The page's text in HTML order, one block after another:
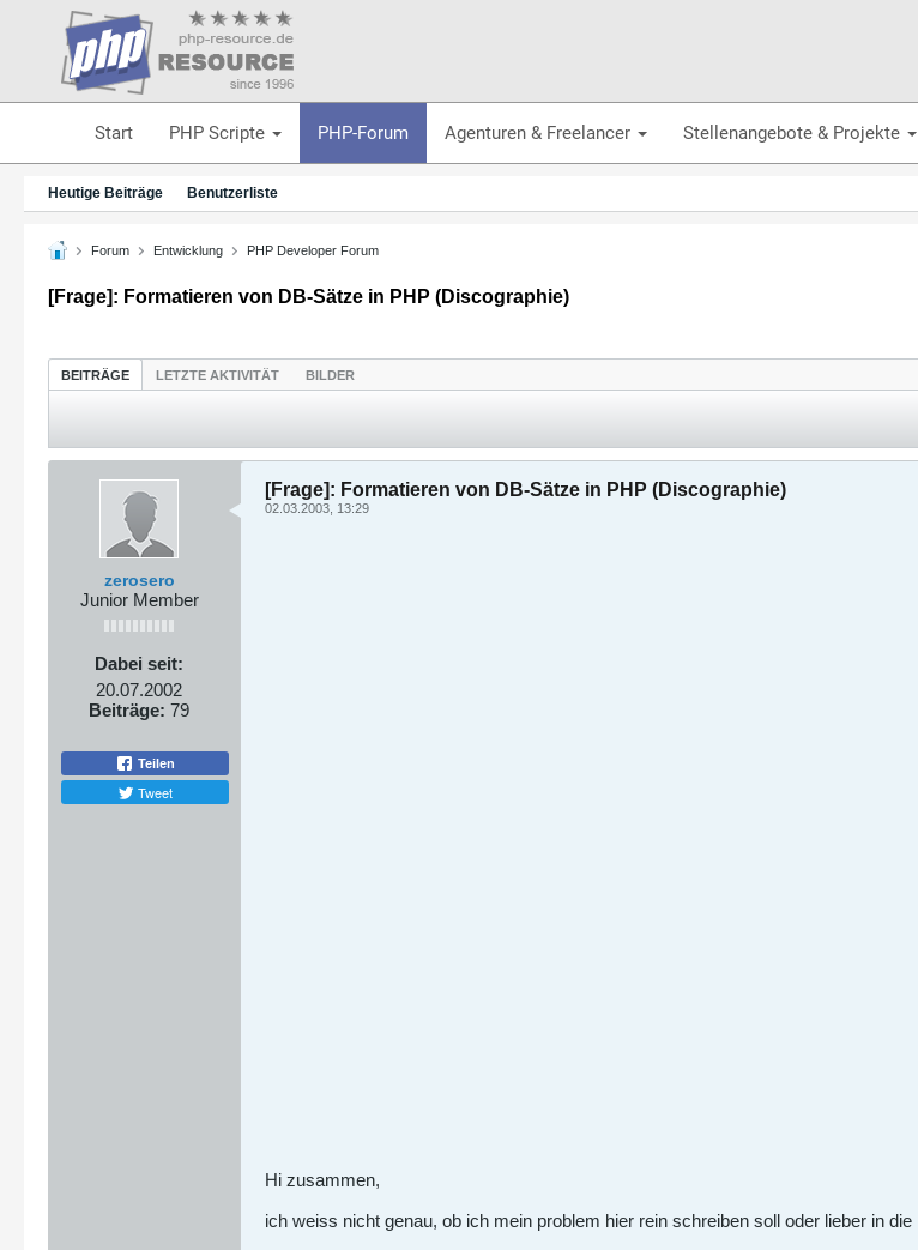
Start PHP Scripte PHP-Forum Agenturen & Freelancer Stellenangebote & Projekte
Heutige Beiträge Benutzerliste
Forum Entwicklung PHP Developer Forum
[Frage]: Formatieren von DB-Sätze in PHP (Discographie)
BEITRÄGE LETZTE AKTIVITÄT BILDER
zerosero
Junior Member
Dabei seit:
20.07.2002
Beiträge: 79
Teilen
Tweet
[Frage]: Formatieren von DB-Sätze in PHP (Discographie)
02.03.2003, 13:29
Hi zusammen,
ich weiss nicht genau, ob ich mein problem hier rein schreiben soll oder lieber in